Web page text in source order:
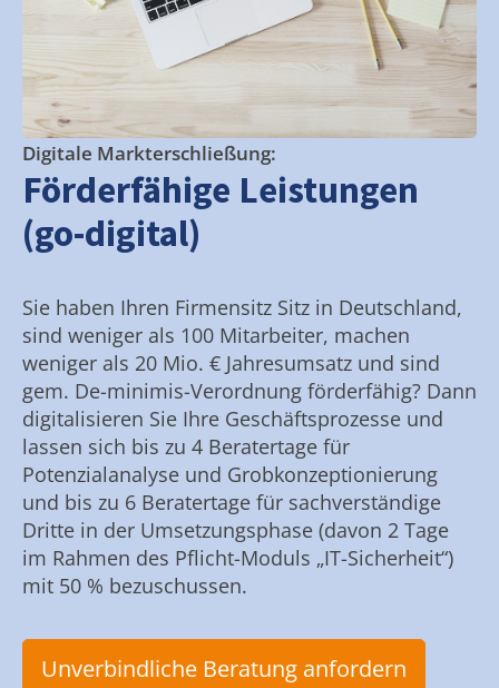
Digitale Markterschließung:
Förderfähige Leistungen
(go-digital)
Sie haben Ihren Firmensitz Sitz in Deutschland,
sind weniger als 100 Mitarbeiter, machen
weniger als 20 Mio. € Jahresumsatz und sind
gem. De-minimis-Verordnung förderfähig? Dann
digitalisieren Sie Ihre Geschäftsprozesse und
lassen sich bis zu 4 Beratertage für
Potenzialanalyse und Grobkonzeptionierung
und bis zu 6 Beratertage für sachverständige
Dritte in der Umsetzungsphase (davon 2 Tage
im Rahmen des Pflicht-Moduls „IT-Sicherheit“)
mit 50 % bezuschussen.
Unverbindliche Beratung anfordern